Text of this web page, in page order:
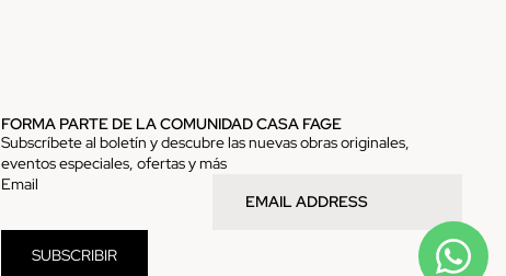
FORMA PARTE DE LA COMUNIDAD CASA FAGE
Subscríbete al boletín y descubre las nuevas obras originales,
eventos especiales, ofertas y más
Email
SUBSCRIBIR